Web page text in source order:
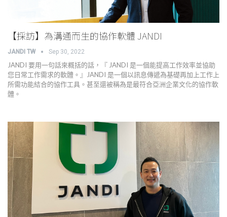
【採訪】為溝通而生的協作軟體 JANDI
JANDI TW Sep 30, 2022
JANDI 要用一句話來概括的話，『 JANDI 是一個能提高工作效率並協助
您日常工作需求的軟體。』JANDI 是一個以訊息傳遞為基礎再加上工作上
所需功能結合的協作工具。甚至還被稱為是最符合亞洲企業文化的協作軟
體。